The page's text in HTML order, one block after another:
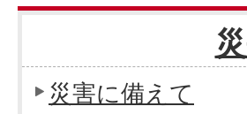
災害に備えて